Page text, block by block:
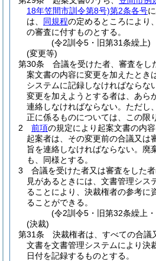
18年笠間市訓令第8号)第2条各号
は、 同規程の定めるところにより
の審査に付すものとする。
(令2訓令5・旧第31条繰上)
(変更等)
第30条
合議を受けた者、審査をし
案文書の内容に変更を加えたとき
システムに記録しなければならな
変更を加えようとする者は、あら
連絡しなければならない。 ただし
正に係るものについては、この限
2
前項の規定により起案文書の内
起案者は、その変更前の合議又は
旨を連絡しなければならない。 廃
も、同様とする。
3
合議を受けた者又は審査をした
見があるときには、文書管理シス
ることにより、決裁権者の参考に
ることができる。
(令2訓令5・旧第32条繰上
(決裁)
第31条
決裁権者は、すべての合議
文書を文書管理システムにより決
日付を記録するものとする。